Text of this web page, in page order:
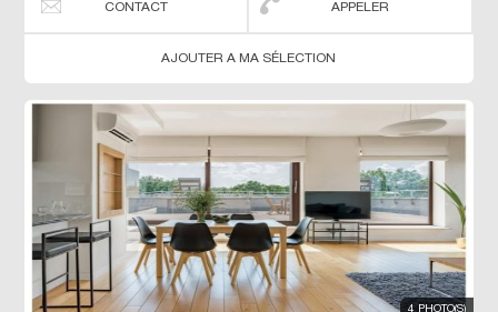
CONTACT APPELER
AJOUTER A MA SÉLECTION
4 PHOTO(S)